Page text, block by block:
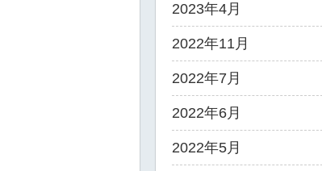
2023年4月
2022年11月
2022年7月
2022年6月
2022年5月